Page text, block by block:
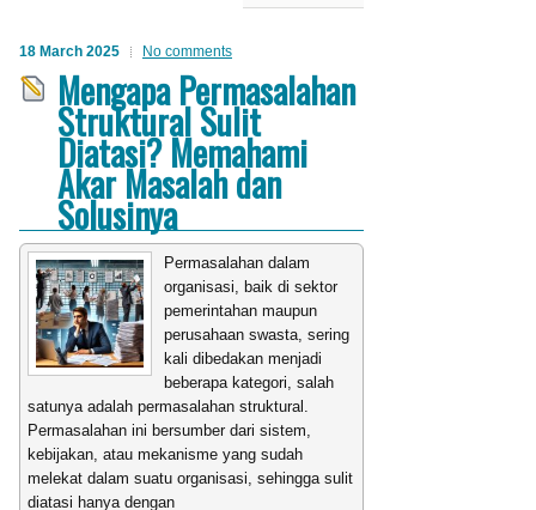
18 March 2025 No comments
Mengapa Permasalahan
Struktural Sulit
Diatasi? Memahami
Akar Masalah dan
Solusinya
Permasalahan dalam
organisasi, baik di sektor
pemerintahan maupun
perusahaan swasta, sering
kali dibedakan menjadi
beberapa kategori, salah
satunya adalah permasalahan struktural.
Permasalahan ini bersumber dari sistem,
kebijakan, atau mekanisme yang sudah
melekat dalam suatu organisasi, sehingga sulit
diatasi hanya dengan